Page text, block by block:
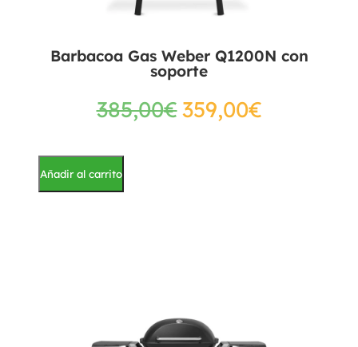
Barbacoa Gas Weber Q1200N con
soporte
385,00€359,00€
Añadir al carrito